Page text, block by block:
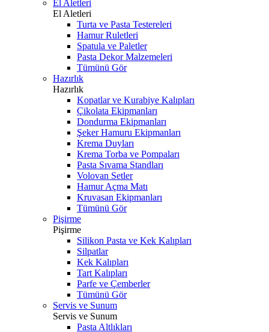
El Aletleri
El Aletleri
Turta ve Pasta Testereleri
Hamur Ruletleri
Spatula ve Paletler
Pasta Dekor Malzemeleri
Tümünü Gör
Hazırlık
Hazırlık
Kopatlar ve Kurabiye Kalıpları
Çikolata Ekipmanları
Dondurma Ekipmanları
Şeker Hamuru Ekipmanları
Krema Duyları
Krema Torba ve Pompaları
Pasta Sıvama Standları
Volovan Setler
Hamur Açma Matı
Kruvasan Ekipmanları
Tümünü Gör
Pişirme
Pişirme
Silikon Pasta ve Kek Kalıpları
Silpatlar
Kek Kalıpları
Tart Kalıpları
Parfe ve Çemberler
Tümünü Gör
Servis ve Sunum
Servis ve Sunum
Pasta Altlıkları